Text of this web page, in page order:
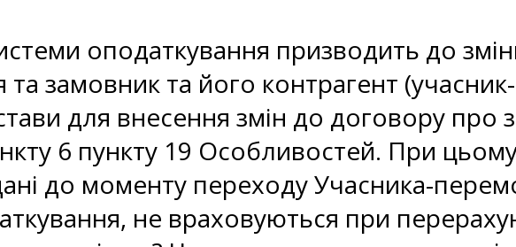
оподаткування призводить до
та замовник та його контрагент
для внесення змін до договору про
6 пункту 19 Особливостей. При
до моменту переходу Учасника-
не враховуються при